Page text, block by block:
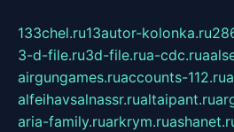
133chel.ru13autor-kolonka.ru
3-d-file.ru3d-file.rua-cdc.ru
airgungames.ruaccounts-112.ru
alfeihavsalnassr.rualtaipant.ru
aria-family.ruarkrym.ru